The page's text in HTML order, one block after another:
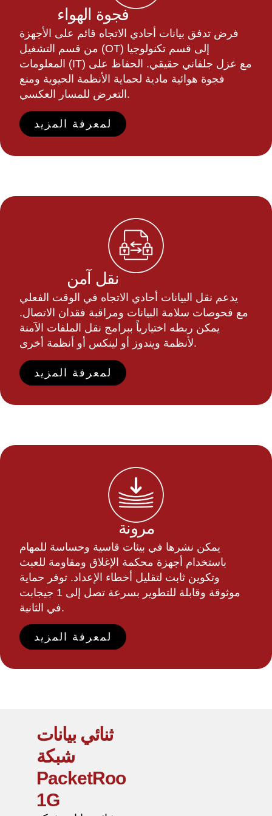
فجوة الهواء
فرض تدفق بيانات أحادي الاتجاه قائم على الأجهزة
من قسم التشغيل (OT) إلى قسم تكنولوجيا
المعلومات (IT) مع عزل جلفاني حقيقي. الحفاظ على
فجوة هوائية مادية لحماية الأنظمة الحيوية ومنع
التعرض للمسار العكسي.
لمعرفة المزيد
نقل آمن
يدعم نقل البيانات أحادي الاتجاه في الوقت الفعلي
مع فحوصات سلامة البيانات ومراقبة فقدان الاتصال.
يمكن ربطه اختيارياً ببرامج نقل الملفات الآمنة
لأنظمة ويندوز أو لينكس أو أنظمة أخرى.
لمعرفة المزيد
مرونة
يمكن نشرها في بيئات قاسية وحساسة للمهام
باستخدام أجهزة محكمة الإغلاق ومقاومة للعبث
وتكوين ثابت لتقليل أخطاء الإعداد. توفر حماية
موثوقة وقابلة للتطوير بسرعة تصل إلى 1 جيجابت
في الثانية.
لمعرفة المزيد
ثنائي بيانات
شبكة
PacketRoo
1G